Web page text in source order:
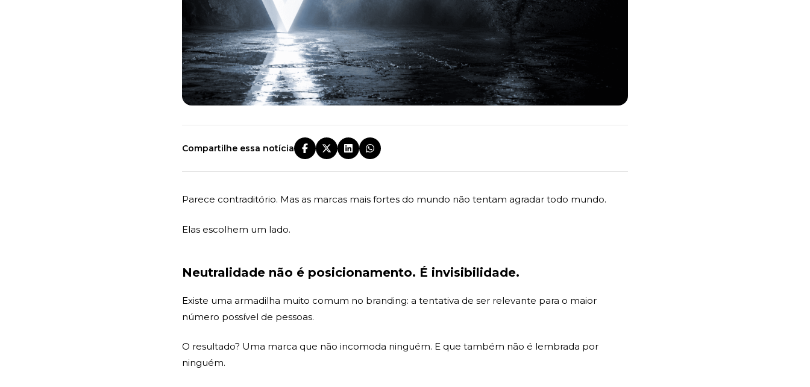
Compartilhe essa notícia
Parece contraditório. Mas as marcas mais fortes do mundo não tentam agradar todo mundo.
Elas escolhem um lado.
Neutralidade não é posicionamento. É invisibilidade.
Existe uma armadilha muito comum no branding: a tentativa de ser relevante para o maior
número possível de pessoas.
O resultado? Uma marca que não incomoda ninguém. E que também não é lembrada por
ninguém.